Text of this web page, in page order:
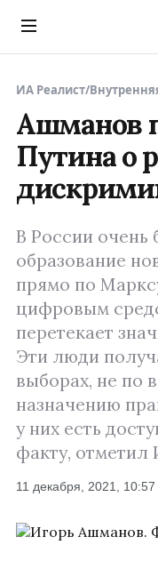
Menu
ИА Реалист/
Ашманов
Путина о
В России очень
образование
прямо по
цифровым
перетекает
Эти люди
выборах, не по
назначению
у них есть
факту, отметил
11 декабря, 2021,